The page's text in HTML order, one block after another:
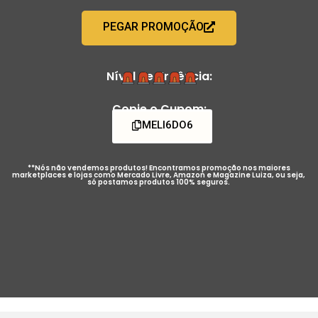
PEGAR PROMOÇÃO
Nível de Urgência:
Copie o Cupom:
MELI6DO6
**Nós não vendemos produtos! Encontramos promoção nos maiores
marketplaces e lojas como Mercado Livre, Amazon e Magazine Luiza, ou seja,
só postamos produtos 100% seguros.